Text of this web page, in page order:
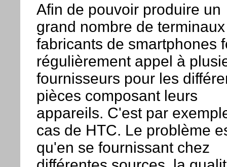
Afin de pouvoir produire un
grand nombre de
fabricants de smartphones
régulièrement appel à
fournisseurs pour les
pièces composant leurs
appareils. C'est par
cas de HTC. Le problème
qu'en se fournissant chez